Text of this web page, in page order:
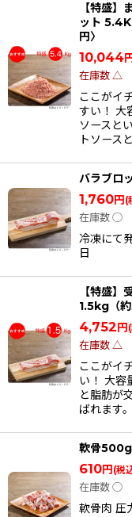
【特盛
ット
円〉
10,044
在庫数 △
ここがイ
すい！ 大
ソースと
トソース
バラブロ
1,760円 (
在庫数 ◯
冷凍にて
日
【特盛】
1.5kg（
4,752円
在庫数 △
ここがイ
い！ 大容
と脂肪が
ばれます
軟骨500g
610円 (税
在庫数 ◯
軟骨肉 圧